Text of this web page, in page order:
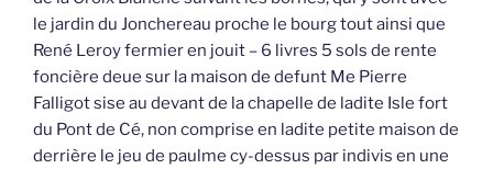
le jardin du Jonchereau proche le bourg tout ainsi que
René Leroy fermier en jouit – 6 livres 5 sols de rente
foncière deue sur la maison de defunt Me Pierre
Falligot sise au devant de la chapelle de ladite Isle fort
du Pont de Cé, non comprise en ladite petite maison de
derrière le jeu de paulme cy-dessus par indivis en une